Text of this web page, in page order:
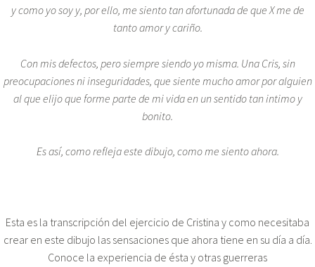
y como yo soy y, por ello, me siento tan afortunada de que X me de
tanto amor y cariño.
Con mis defectos, pero siempre siendo yo misma. Una Cris, sin
preocupaciones ni inseguridades, que siente mucho amor por alguien
al que elijo que forme parte de mi vida en un sentido tan intimo y
bonito.
Es así, como refleja este dibujo, como me siento ahora.
Esta es la transcripción del ejercicio de Cristina y como necesitaba
crear en este dibujo las sensaciones que ahora tiene en su día a día.
Conoce la experiencia de ésta y otras guerreras